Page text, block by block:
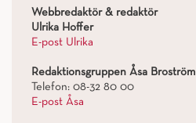
Webbredaktör & redaktör
Ulrika Hoffer
E-post Ulrika
Redaktionsgruppen Åsa Broström
Telefon: 08-32 80 00
E-post Åsa